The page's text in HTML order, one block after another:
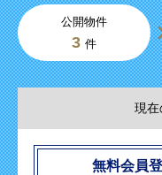
公開物件
3 件
現在
無料会員